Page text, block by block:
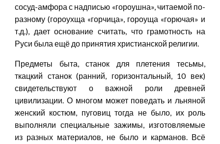
сосуд-амфора с надписью «гороушна», читаемой по-
разному (гороухща «горчица», гороуща «горючая» и
т.д.), дает основание считать, что грамотность на
Руси была ещё до принятия христианской религии.
Предметы быта, станок для плетения тесьмы,
ткацкий станок (ранний, горизонтальный, 10 век)
свидетельствуют о важной роли древней
цивилизации. О многом может поведать и льняной
женский костюм, пуговиц тогда не было, их роль
выполняли специальные зажимы, изготовляемые
из разных материалов, не было и карманов. Всё